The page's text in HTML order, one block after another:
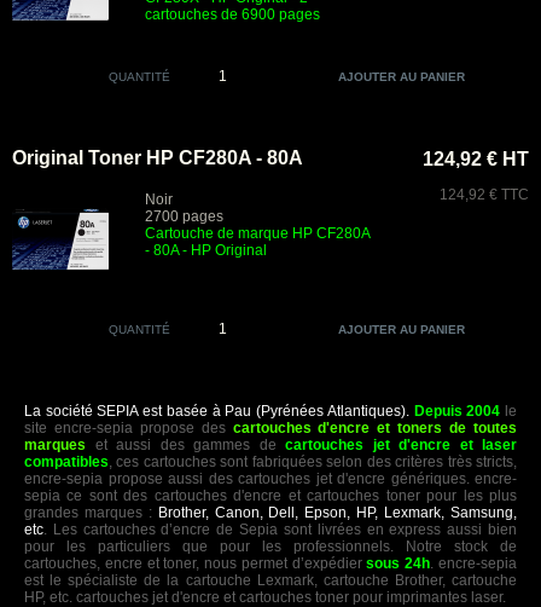
cartouches de 6900 pages
QUANTITÉ
Original Toner HP CF280A - 80A
Noir
2700 pages
Cartouche de marque HP CF280A
- 80A - HP Original
124,92 € HT
124,92 € TTC
QUANTITÉ
La société SEPIA est basée à Pau (Pyrénées Atlantiques). Depuis 2004 le
site encre-sepia propose des cartouches d'encre et toners de toutes
marques et aussi des gammes de cartouches jet d'encre et laser
compatibles, ces cartouches sont fabriquées selon des critères très stricts,
encre-sepia propose aussi des cartouches jet d'encre génériques. encre-
sepia ce sont des cartouches d'encre et cartouches toner pour les plus
grandes marques : Brother, Canon, Dell, Epson, HP, Lexmark, Samsung,
etc. Les cartouches d’encre de Sepia sont livrées en express aussi bien
pour les particuliers que pour les professionnels. Notre stock de
cartouches, encre et toner, nous permet d’expédiersous 24h. encre-sepia
est le spécialiste de la cartouche Lexmark, cartouche Brother, cartouche
HP, etc. cartouches jet d'encre et cartouches toner pour imprimantes laser.